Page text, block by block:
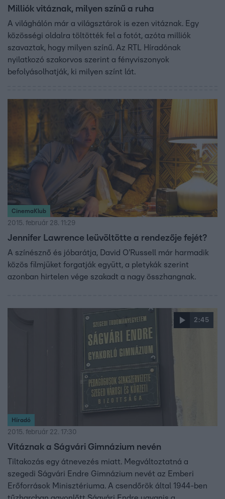
Milliók vitáznak, milyen színű a ruha
A világhálón már a világsztárok is ezen vitáznak. Egy
közösségi oldalra töltötték fel a fotót, azóta milliók
szavaztak, hogy milyen színű. Az RTL Híradónak
nyilatkozó szakorvos szerint a fényviszonyok
befolyásolhatják, ki milyen színt lát.
CinemaKlub
2015. február 28. 11:29
Jennifer Lawrence leüvöltötte a rendezője fejét?
A színésznő és jóbarátja, David O'Russell már harmadik
közös filmjüket forgatják együtt, a pletykák szerint
azonban hirtelen vége szakadt a nagy összhangnak.
2:45
Híradó
2015. február 22. 17:30
Vitáznak a Ságvári Gimnázium nevén
Tiltakozás egy átnevezés miatt. Megváltoztatná a
szegedi Ságvári Endre Gimnázium nevét az Emberi
Erőforrások Minisztériuma. A csendőrök által 1944-ben